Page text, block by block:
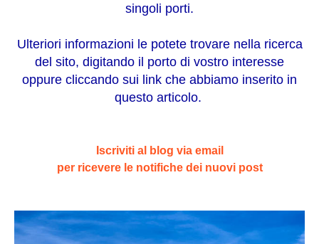
singoli porti.
Ulteriori informazioni le potete trovare nella ricerca
del sito, digitando il porto di vostro interesse
oppure cliccando sui link che abbiamo inserito in
questo articolo.
Iscriviti al blog via email
per ricevere le notifiche dei nuovi post